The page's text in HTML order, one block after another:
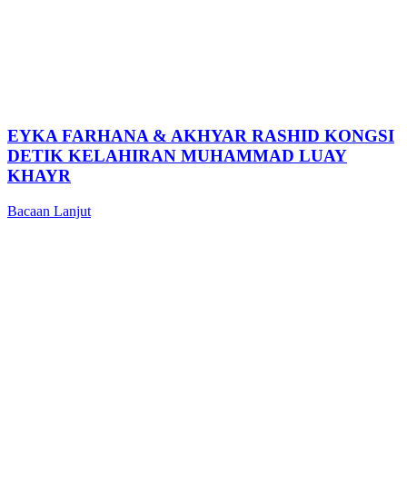
EYKA FARHANA & AKHYAR RASHID KONGSI
DETIK KELAHIRAN MUHAMMAD LUAY
KHAYR
Bacaan Lanjut